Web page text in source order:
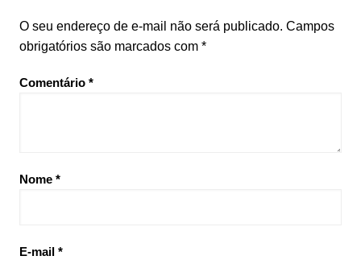
O seu endereço de e-mail não será publicado. Campos
obrigatórios são marcados com *
Comentário *
Nome *
E-mail *